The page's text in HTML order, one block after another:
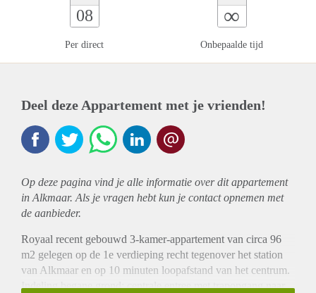
08
Per direct
∞
Onbepaalde tijd
Deel deze Appartement met je vrienden!
Op deze pagina vind je alle informatie over ditappartement
in Alkmaar. Als je vragen hebt kun je contact opnemen met
de aanbieder.
Royaal recent gebouwd 3-kamer-appartement van circa 96
m2 gelegen op de 1e verdieping recht tegenover het station
van Alkmaar en op 10 minuten loopafstand van het centrum.
Indeling begane grond: centrale entree met trapopgang naar